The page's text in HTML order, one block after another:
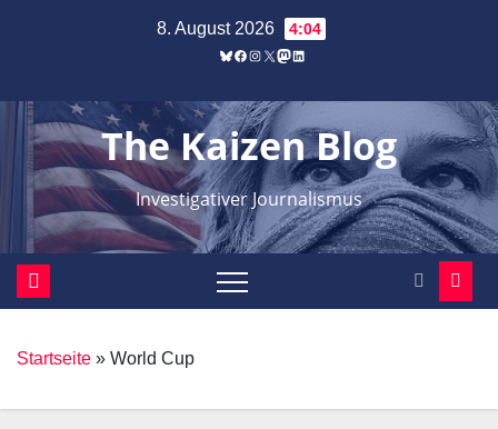
8. August 2026 4:04
Bluesky
Facebook
Instagram
X Mastodon
LinkedIn
The Kaizen Blog
Investigativer Journalismus
Startseite » World Cup